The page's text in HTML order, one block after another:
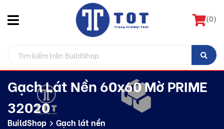
(0)
Gạch Lát Nền 60x60 Mờ PRIME
32020
BuildShop Gạch lát nền